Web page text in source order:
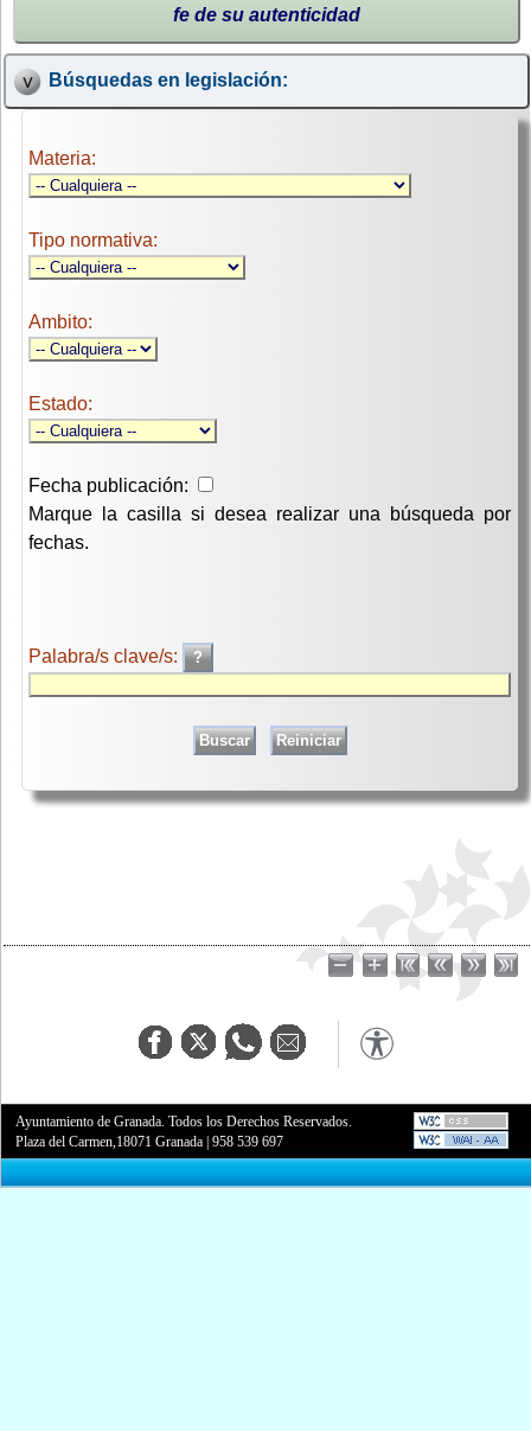
fe de su autenticidad
Búsquedas en legislación:
Materia:
Tipo normativa:
Ambito:
Estado:
Fecha publicación:
Marque la casilla si desea realizar una búsqueda por
fechas.
Palabra/s clave/s:
Ayuntamiento de Granada. Todos los Derechos Reservados.
Plaza del Carmen,18071 Granada |958 539 697